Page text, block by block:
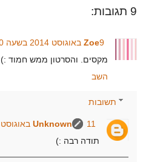
9 תגובות:
Zoe9 באוגוסט 2014 בשעה 16:00
מקסים. והסרטון ממש חמוד :)
השב
תשובות
Unknown
11 באוגוסט 2014 בשעה 12:36
תודה רבה :)